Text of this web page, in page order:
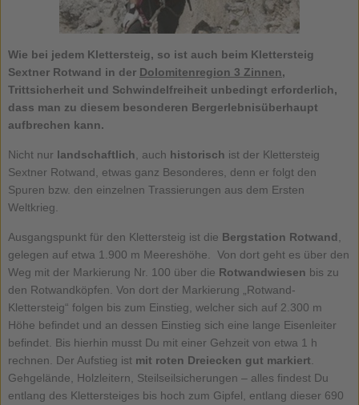
Wie bei jedem Klettersteig, so ist auch beim Klettersteig
Sextner Rotwand in der Dolomitenregion 3 Zinnen,
Trittsicherheit und Schwindelfreiheit unbedingt erforderlich,
dass man zu diesem besonderen Bergerlebnisüberhaupt
aufbrechen kann.
Nicht nur landschaftlich , auch historisch ist der Klettersteig
Sextner Rotwand, etwas ganz Besonderes, denn er folgt den
Spuren bzw. den einzelnen Trassierungen aus dem Ersten
Weltkrieg.
Ausgangspunkt für den Klettersteig ist die Bergstation Rotwand
gelegen auf etwa 1.900 m Meereshöhe. Von dort geht es über den
Weg mit der Markierung Nr. 100 über die Rotwandwiesen bis zu
den Rotwandköpfen. Von dort der Markierung „Rotwand-
Klettersteig“ folgen bis zum Einstieg, welcher sich auf 2.300 m
Höhe befindet und an dessen Einstieg sich eine lange Eisenleiter
befindet. Bis hierhin musst Du mit einer Gehzeit von etwa 1 h
rechnen. Der Aufstieg ist mit roten Dreiecken gut markiert
Gehgelände, Holzleitern, Steilseilsicherungen – alles findest Du
entlang des Klettersteiges bis hoch zum Gipfel, entlang dieser 690